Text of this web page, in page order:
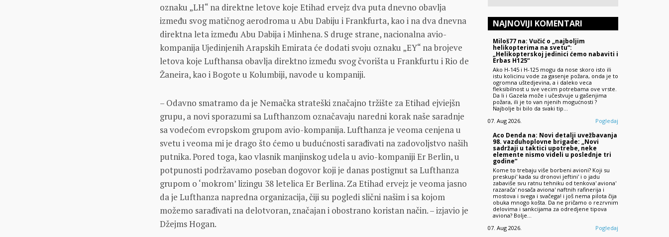
oznaku „LH“ na direktne letove koje Etihad ervejz dva puta dnevno obavlja
između svog matičnog aerodroma u Abu Dabiju i Frankfurta, kao i na dva dnevna
direktna leta između Abu Dabija i Minhena. S druge strane, nacionalna avio-
kompanija Ujedinjenih Arapskih Emirata će dodati svoju oznaku „EY“ na brojeve
letova koje Lufthansa obavlja direktno između svog čvorišta u Frankfurtu i Rio de
Žaneira, kao i Bogote u Kolumbiji, navode u kompaniji.
– Odavno smatramo da je Nemačka strateški značajno tržište za Etihad ejviejšn
grupu, a novi sporazumi sa Lufthanzom označavaju naredni korak naše saradnje
sa vodećom evropskom grupom avio-kompanija. Lufthanza je veoma cenjena u
svetu i veoma mi je drago što ćemo u budućnosti sarađivati na zadovoljstvo naših
putnika. Pored toga, kao vlasnik manjinskog udela u avio-kompaniji Er Berlin, u
potpunosti podržavamo poseban dogovor koji je danas postignut sa Lufthanza
grupom o ‘mokrom’ lizingu 38 letelica Er Berlina. Za Etihad ervejz je veoma jasno
da je Lufthanza napredna organizacija, čiji su pogledi slični našim i sa kojom
možemo sarađivati na delotvoran, značajan i obostrano koristan način. – izjavio je
Džejms Hogan.
NAJNOVIJI KOMENTARI
Miloš77 na: Vučić o „najboljim
helikopterima na svetu“:
„Helikopterskoj jedinici ćemo nabaviti i
Erbas H125“
Ako H-145 i H-125 mogu da nose skoro isto ili
istu kolicinu vode za gasenje požara, onda je to
ogromna uštedjevina, a i daleko veca
fleksibilnost u sve vecim potrebama ove vrste.
Da li i Gazela može i učestvuje u gašenjima
požara, ili je to van njenih moguċnosti ?
Najbolje bi bilo da svaki tip…
07. Aug 2026.
Pogledaj
Aco Denda na: Novi detalji uvežbavanja
98. vazduhoplovne brigade: „Novi
sadržaji u taktici upotrebe, neke
elemente nismo videli u poslednje tri
godine“
Kome to trebaju više borbeni avioni? Koji su
preskupi' kada su dronovi jeftini' i o jadu
zabaviše svu ratnu tehniku od tenkova' aviona'
razarača' nosača aviona' naftnih rafinerija i
mostova i svega i svačega! i još nema pilota čija
obuka mnogo košta. Da ne pričamo o rezrvnim
delovima i sankcijama za odredjene tipova
aviona? Bolje…
07. Aug 2026.
Pogledaj